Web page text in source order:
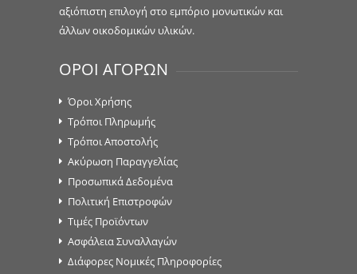
αξιόπιστη επιλογή στο εμπόριο μονωτικών και
άλλων οικοδομικών υλικών.
ΟΡΟΙ ΑΓΟΡΩΝ
Όροι Χρήσης
Τρόποι Πληρωμής
Τρόποι Αποστολής
Ακύρωση Παραγγελίας
Προσωπικά Δεδομένα
Πολιτική Επιστροφών
Τιμές Προϊόντων
Ασφάλεια Συναλλαγών
Διάφορες Νομικές Πληροφορίες